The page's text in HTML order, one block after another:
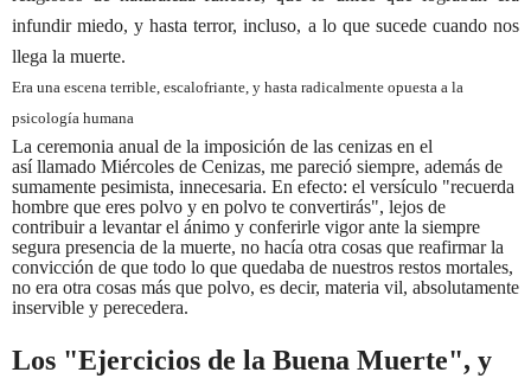
infundir miedo, y hasta terror, incluso, a lo que sucede cuando nos
llega la muerte.
Era una escena terrible, escalofriante, y hasta radicalmente opuesta a la
psicología humana
La ceremonia anual de la imposición de las cenizas en el
así llamado Miércoles de Cenizas, me pareció siempre, además de
sumamente pesimista, innecesaria. En efecto: el versículo "recuerda
hombre que eres polvo y en polvo te convertirás", lejos de
contribuir a levantar el ánimo y conferirle vigor ante la siempre
segura presencia de la muerte, no hacía otra cosas que reafirmar la
convicción de que todo lo que quedaba de nuestros restos mortales,
no era otra cosas más que polvo, es decir, materia vil, absolutamente
inservible y perecedera.
Los "Ejercicios de la Buena Muerte", y